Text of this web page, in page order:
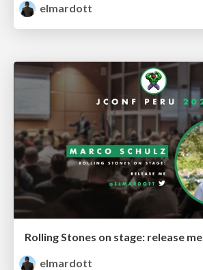
elmardott
Rolling Stones on stage: release me
elmardott